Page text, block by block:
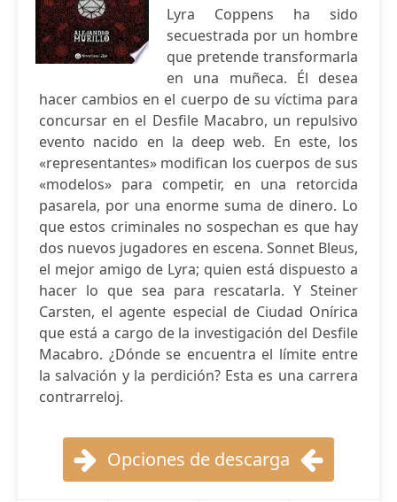
Lyra Coppens ha sido
secuestrada por un hombre
que pretende transformarla
en una muñeca. Él desea
hacer cambios en el cuerpo de su víctima para
concursar en el Desfile Macabro, un repulsivo
evento nacido en la deep web. En este, los
«representantes» modifican los cuerpos de sus
«modelos» para competir, en una retorcida
pasarela, por una enorme suma de dinero. Lo
que estos criminales no sospechan es que hay
dos nuevos jugadores en escena. Sonnet Bleus,
el mejor amigo de Lyra; quien está dispuesto a
hacer lo que sea para rescatarla. Y Steiner
Carsten, el agente especial de Ciudad Onírica
que está a cargo de la investigación del Desfile
Macabro. ¿Dónde se encuentra el límite entre
la salvación y la perdición? Esta es una carrera
contrarreloj.
Opciones de descarga